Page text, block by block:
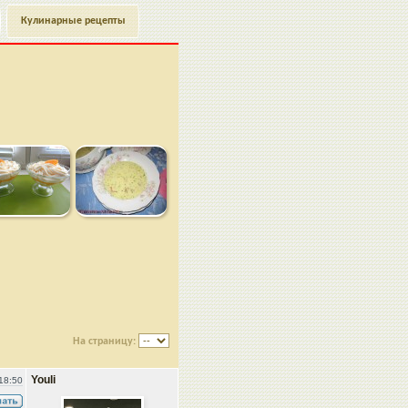
Кулинарные рецепты
На страницу:
Youli